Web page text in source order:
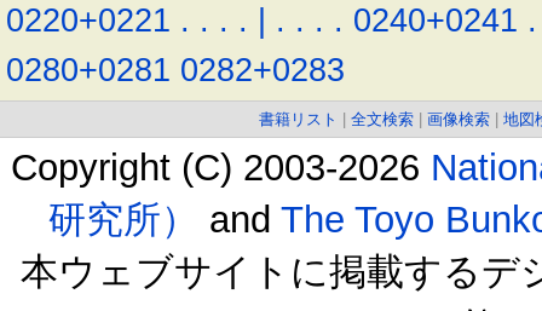
0220+0221 . . . . | . . . . 0240+0241 .
0280+0281 0282+0283
書籍リスト 全文検索 画像検索 地図
Copyright (C) 2003-2026
研究所）
and The Toyo
本ウェブサイトに掲載するデ